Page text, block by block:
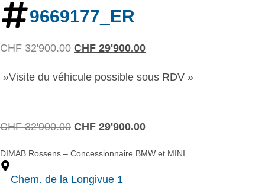
9669177_ER
CHF32'900.00 CHF 29'900.00
»Visite du véhicule possible sous RDV »
CHF32'900.00 CHF 29'900.00
DIMAB Rossens – Concessionnaire BMW et MINI
Chem. de la Longivue 1